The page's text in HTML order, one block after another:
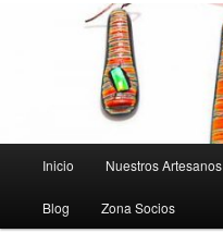
principal
Inicio Nuestros Artesanos
Blog Zona Socios